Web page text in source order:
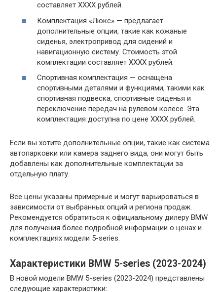
составляет XXXX рублей.
Комплектация «Люкс» — предлагает
дополнительные опции, такие как кожаные
сиденья, электропривод для сидений и
навигационную систему. Стоимость этой
комплектации составляет XXXX рублей.
Спортивная комплектация — оснащена
спортивными деталями и функциями, такими как
спортивная подвеска, спортивные сиденья и
переключение передач на рулевом колесе. Эта
комплектация доступна по цене XXXX рублей.
Если вы хотите дополнительные опции, такие как система
автопарковки или камера заднего вида, они могут быть
добавлены как дополнительные комплектации за
отдельную плату.
Все цены указаны примерные и могут варьироваться в
зависимости от выбранных опций и региона продаж.
Рекомендуется обратиться к официальному дилеру BMW
для получения более подробной информации о ценах и
комплектациях модели 5-series.
Характеристики BMW 5-series (2023-2024)
В новой модели BMW 5-series (2023-2024) представлены
следующие характеристики: